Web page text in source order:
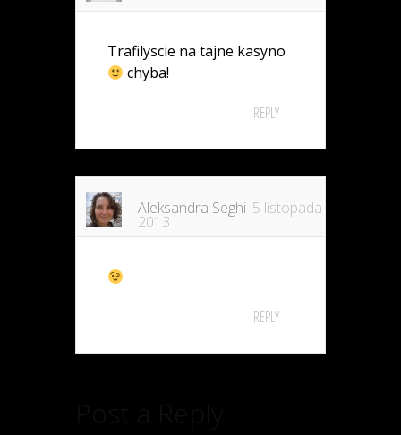
Trafilyscie na tajne kasyno
chyba!
REPLY
Aleksandra Seghi 5 listopada
2013
REPLY